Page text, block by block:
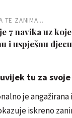
TE ZANIMA...
7 navika uz
i uspješnu djecu
tu za
je
iskreno